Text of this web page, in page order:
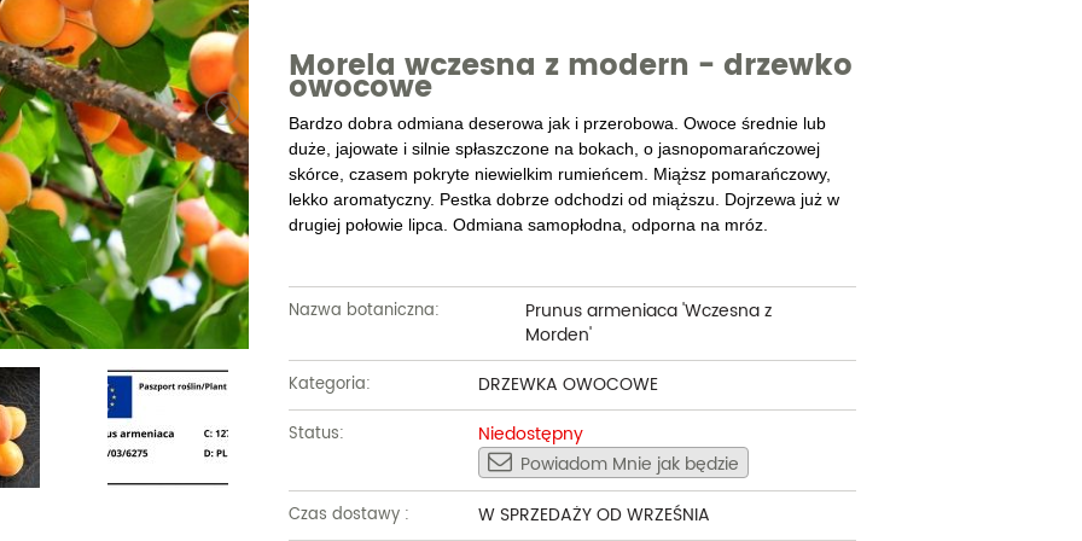
Truskawki i poziomki
Winogrona
Żurawiny
Pozostałe
Dęby
Glediczje
Głogi
Graby
Jabłonie ozdobne
Jarzębiny i jarząby
Kasztanowce
Wierzby
Wiśnie ozdobne
Złotokapy
Pozostałe
Forsycje
Hibiskusy
Hortensje
Kaliny
Kalmie
Krzewuszki
Pięciorniki
Piwonie
Pnącza
Powojniki - Clematisy
Tawuły i tawułki
Wisterie
Żarnowce
Pozostałe
Morela wczesna z modern - drzewko
owocowe
Bardzo dobra odmiana deserowa jak i przerobowa. Owoce średnie lub
duże, jajowate i silnie spłaszczone na bokach, o jasnopomarańczowej
skórce, czasem pokryte niewielkim rumieńcem. Miąższ pomarańczowy,
lekko aromatyczny. Pestka dobrze odchodzi od miąższu. Dojrzewa już w
drugiej połowie lipca. Odmiana samopłodna, odporna na mróz.
Nazwa botaniczna:
Prunus armeniaca 'Wczesna z
Morden'
Kategoria: DRZEWKA OWOCOWE
Status:
Niedostępny
Powiadom Mnie jak będzie
Czas dostawy : W SPRZEDAŻY OD WRZEŚNIA